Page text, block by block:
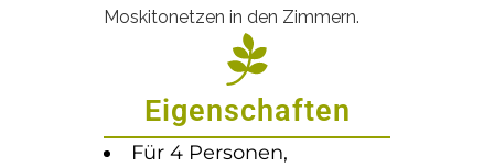
Moskitonetzen in den Zimmern.
Eigenschaften
Für 4 Personen,